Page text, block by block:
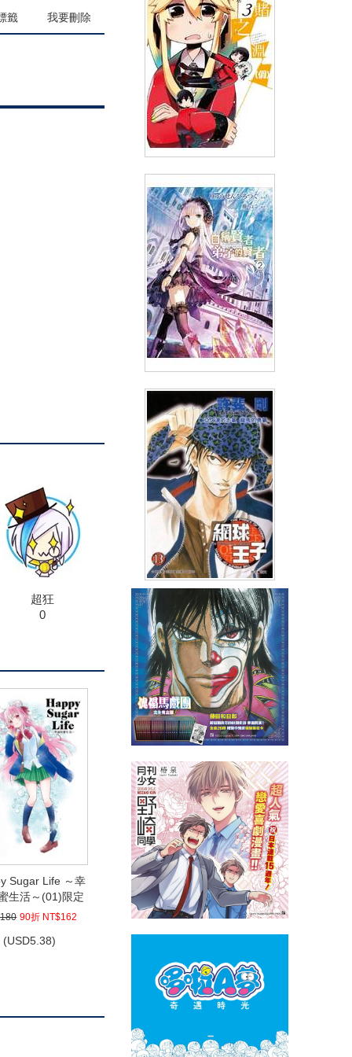
籤 我要刪除
超狂
0
Sugar Life ～幸
生活～(01)限定
版
90折 NT$162
(USD5.38)
NT$140 90折 NT$126 (USD4.18)
輕小說 自稱賢者弟子的賢者(02)
NT$230 90折 NT$207 (USD6.87)
網球王子(13)
NT$95 91折 NT$86 (USD2.86)